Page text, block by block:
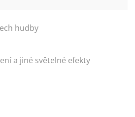
hudby
a jiné světelné efekty